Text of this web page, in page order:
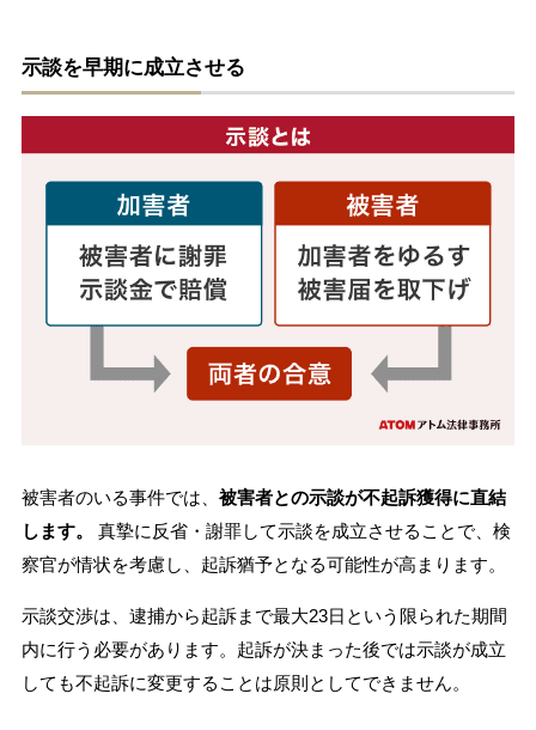
示談を早期に成立させる
被害者のいる事件では、 被害者との示談が不起訴獲得に直結
します。
真摯に反省・謝罪して示談を成立させることで、検
察官が情状を考慮し、起訴猶予となる可能性が高まります。
示談交渉は、逮捕から起訴まで最大23日という限られた期間
内に行う必要があります。起訴が決まった後では示談が成立
しても不起訴に変更することは原則としてできません。